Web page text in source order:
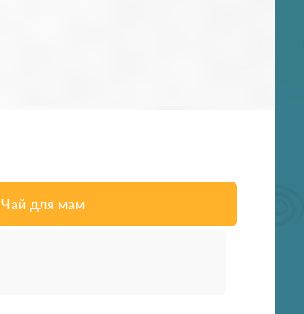
Чай для мам